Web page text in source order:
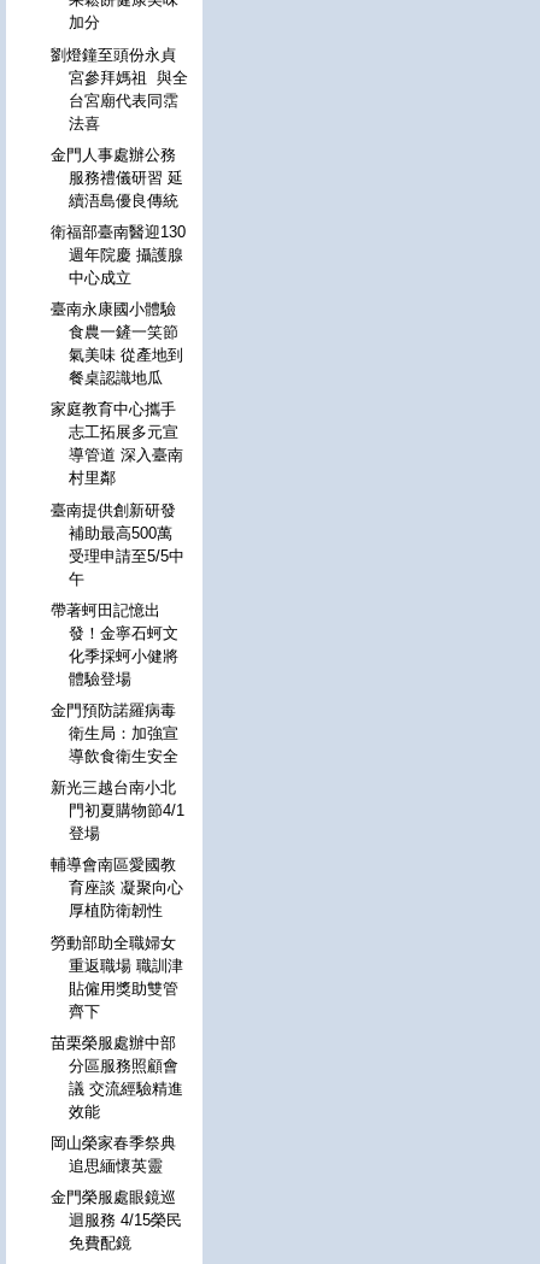
加分
劉燈鐘至頭份永貞
宮參拜媽祖 與全
台宮廟代表同霑
法喜
金門人事處辦公務
服務禮儀研習 延
續浯島優良傳統
衛福部臺南醫迎130
週年院慶 攝護腺
中心成立
臺南永康國小體驗
食農一鏟一笑節
氣美味 從產地到
餐桌認識地瓜
家庭教育中心攜手
志工拓展多元宣
導管道 深入臺南
村里鄰
臺南提供創新研發
補助最高500萬
受理申請至5/5中
午
帶著蚵田記憶出
發！金寧石蚵文
化季採蚵小健將
體驗登場
金門預防諾羅病毒
衛生局：加強宣
導飲食衛生安全
新光三越台南小北
門初夏購物節4/1
登場
輔導會南區愛國教
育座談 凝聚向心
厚植防衛韌性
勞動部助全職婦女
重返職場 職訓津
貼僱用獎助雙管
齊下
苗栗榮服處辦中部
分區服務照顧會
議 交流經驗精進
效能
岡山榮家春季祭典
追思緬懷英靈
金門榮服處眼鏡巡
迴服務 4/15榮民
免費配鏡